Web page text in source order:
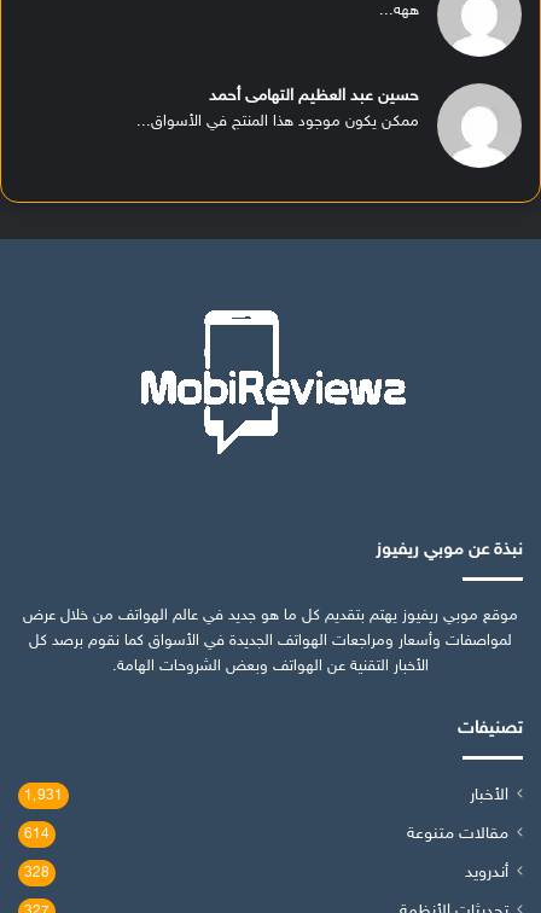
ههه...
حسين عبد العظيم التهامى أحمد
ممكن يكون موجود هذا المنتج في الأسواق...
نبذة عن موبي ريفيوز
موقع موبي ريفيوز يهتم بتقديم كل ما هو جديد في عالم الهواتف من خلال عرض
لمواصفات وأسعار ومراجعات الهواتف الجديدة في الأسواق كما نقوم برصد كل
الأخبار التقنية عن الهواتف وبعض الشروحات الهامة.
تصنيفات
الأخبار 1٬931
مقالات متنوعة 614
أندرويد 328